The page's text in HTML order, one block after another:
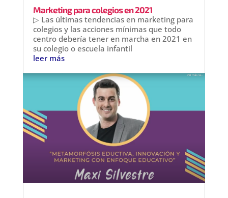
Marketing para colegios en 2021
▷ Las últimas tendencias en marketing para
colegios y las acciones mínimas que todo
centro debería tener en marcha en 2021 en
su colegio o escuela infantil
leer más